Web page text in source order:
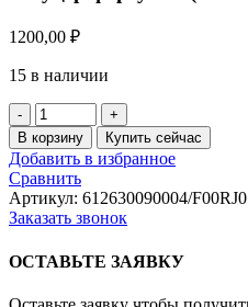
1200,00 ₽
15 в наличии
Количество
товара
Штуцер
форсунки
(коннектор)
ЕВРО-3
WP12
60мм.)
В корзину Купить сейчас
Добавить в избранное
Сравнить
Артикул: 612630090004/
Заказать звонок
ОСТАВЬТЕ ЗАЯВКУ